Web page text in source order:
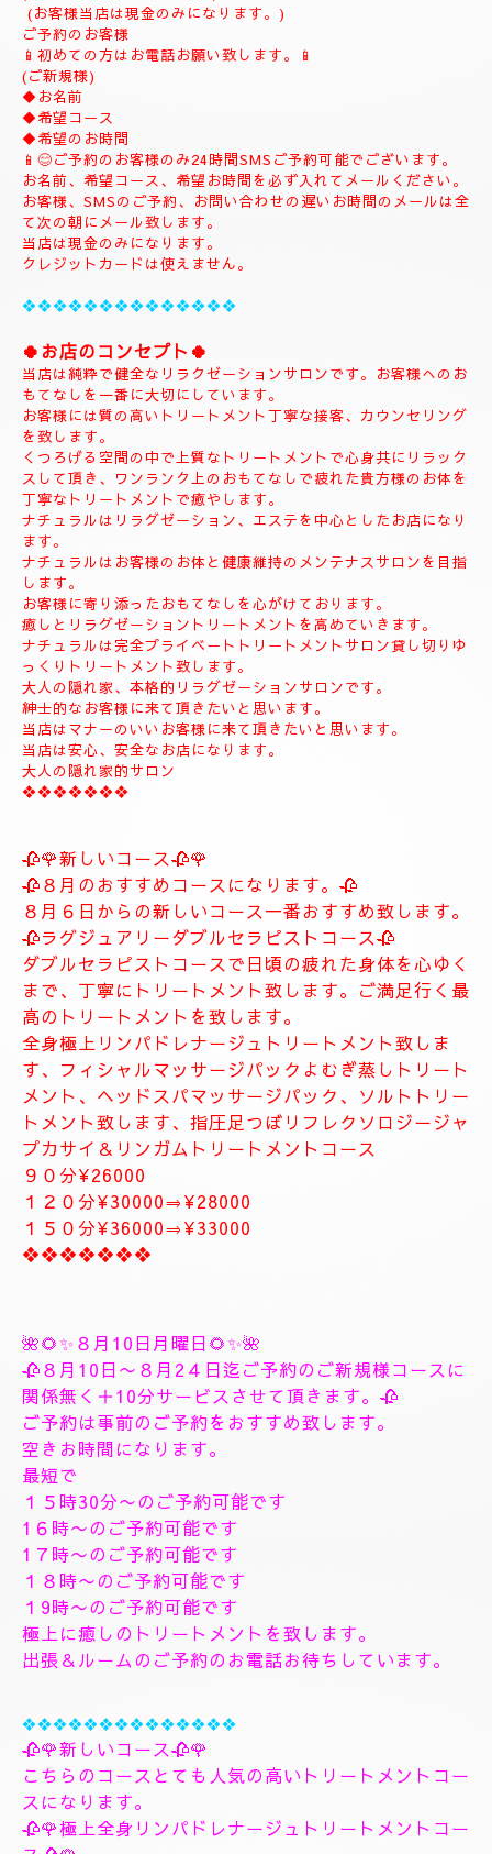
当店のHPをお選びいただき誠にありがとうございます。
📱090-1287-6359
(営業時間13:00～21:00)
(出張は最終受付22時迄になりますがそれ以降はご相談下さい。)
(完全ご予約制)
📱受付時間10時〜になります。📱
当日のご予約もご予約制になりますので、お早めのご予約でお願
い致します。
(お問い合わせは全てのお客様SMSのみ対応致します。)
SMSのご予約はお名前、入れてくださいね。
お電話のお客様はご予約のみ対応致します。
SMSでもご予約可能でございます。
📱ご新規様のご予約はお電話にてお願い致しす。📱
(お客様当店は現金のみになります。)
📱初めての方はお電話お願い致します。📱
(ご新規様)
◆お名前
◆希望コース
◆希望のお時間
📱😊ご予約のお客様のみ24時間SMSご予約可能でございます。
お名前、希望コース、希望お時間を必ず入れてメールください。
お客様、SMSのご予約、お問い合わせの遅いお時間のメールは全
て次の朝にメール致します。
当店は現金のみになります。
クレジットカードは使えません。
❖❖❖❖❖❖❖❖❖❖❖❖❖❖
🍀お店のコンセプト🍀
当店は純粋で健全なリラクゼーションサロンです。お客様へのお
もてなしを一番に大切にしています。
お客様には質の高いトリートメント丁寧な接客、カウンセリング
を致します。
くつろげる空間の中で上質なトリートメントで心身共にリラック
スして頂き、ワンランク上のおもてなしで疲れた貴方様のお体を
丁寧なトリートメントで癒やします。
ナチュラルはお客様のお体と健康維持のメンテナスサロンを目指
します。
お客様に寄り添ったおもてなしを心がけております。
癒しとリラグゼーショントリートメントを高めていきます。
ナチュラルは完全プライベートトリートメントサロン貸し切りゆ
っくりトリートメント致します。
大人の隠れ家、本格的リラグゼーションサロンです。
紳士的なお客様に来て頂きたいと思います。
当店はマナーのいいお客様に来て頂きたいと思います。
当店は安心、安全なお店になります。
大人の隠れ家的サロン
❖❖❖❖❖❖❖
🥀🌹新しいコース🥀🌹
🥀８月のおすすめコースになります。🥀
８月６日からの新しいコース一番おすすめ致します。
🥀ラグジュアリーダブルセラピストコース🥀
ダブルセラピストコースで日頃の疲れた身体を心ゆく
全身極上リンパドレナージュトリートメント致しま
す、フィシャルマッサージパックよむぎ蒸しトリート
メント、ヘッドスパマッサージパック、ソルトトリー
トメント致します、指圧足つぼリフレクソロジージャ
プカサイ＆リンガムトリートメントコース
９０分¥26000
１２０分¥30000⇒¥28000
１５０分¥36000⇒¥33000
❖❖❖❖❖❖❖
🌺🌻✨８月10日月曜日 🌻✨🌺
🥀８月10日〜８月2４日迄ご予約のご新規様コースに
ご予約は事前のご予約をおすすめ致します。
空きお時間になります。
最短で
１５時30分〜のご予約可能です
1６時〜のご予約可能です